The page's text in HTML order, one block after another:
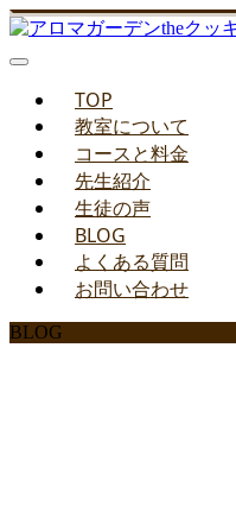
TOP
教室について
コースと料金
先生紹介
生徒の声
BLOG
よくある質問
お問い合わせ
BLOG